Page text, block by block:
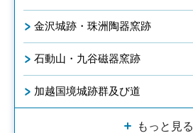
金沢城跡・珠洲陶器窯跡
石動山・九谷磁器窯跡
加越国境城跡群及び道
もっと見る